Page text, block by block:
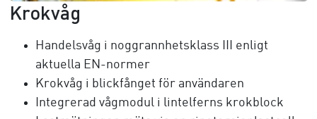
Krokvåg
Handelsvåg i noggrannhetsklass III enligt
aktuella EN-normer
Krokvåg i blickfånget för användaren
Integrerad vågmodul i lintelferns krokblock